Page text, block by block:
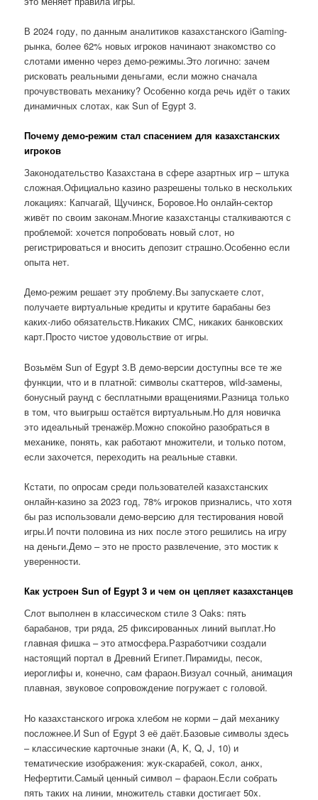
В 2024 году, по данным аналитиков казахстанского iGaming-
рынка, более 62% новых игроков начинают знакомство со
слотами именно через демо-режимы.Это логично: зачем
рисковать реальными деньгами, если можно сначала
прочувствовать механику? Особенно когда речь идёт о таких
динамичных слотах, как Sun of Egypt 3.
Почему демо-режим стал спасением для казахстанских
игроков
Законодательство Казахстана в сфере азартных игр – штука
сложная.Официально казино разрешены только в нескольких
локациях: Капчагай, Щучинск, Боровое.Но онлайн-сектор
живёт по своим законам.Многие казахстанцы сталкиваются с
проблемой: хочется попробовать новый слот, но
регистрироваться и вносить депозит страшно.Особенно если
опыта нет.
Демо-режим решает эту проблему.Вы запускаете слот,
получаете виртуальные кредиты и крутите барабаны без
каких-либо обязательств.Никаких СМС, никаких банковских
карт.Просто чистое удовольствие от игры.
Возьмём Sun of Egypt 3.В демо-версии доступны все те же
функции, что и в платной: символы скаттеров, wild-замены,
бонусный раунд с бесплатными вращениями.Разница только
в том, что выигрыш остаётся виртуальным.Но для новичка
это идеальный тренажёр.Можно спокойно разобраться в
механике, понять, как работают множители, и только потом,
если захочется, переходить на реальные ставки.
Кстати, по опросам среди пользователей казахстанских
онлайн-казино за 2023 год, 78% игроков признались, что хотя
бы раз использовали демо-версию для тестирования новой
игры.И почти половина из них после этого решились на игру
на деньги.Демо – это не просто развлечение, это мостик к
уверенности.
Как устроен Sun of Egypt 3 и чем он цепляет казахстанцев
Слот выполнен в классическом стиле 3 Oaks: пять
барабанов, три ряда, 25 фиксированных линий выплат.Но
главная фишка – это атмосфера.Разработчики создали
настоящий портал в Древний Египет.Пирамиды, песок,
иероглифы и, конечно, сам фараон.Визуал сочный, анимация
плавная, звуковое сопровождение погружает с головой.
Но казахстанского игрока хлебом не корми – дай механику
посложнее.И Sun of Egypt 3 её даёт.Базовые символы здесь
– классические карточные знаки (A, K, Q, J, 10) и
тематические изображения: жук-скарабей, сокол, анкх,
Нефертити.Самый ценный символ – фараон.Если собрать
пять таких на линии, множитель ставки достигает 50x.